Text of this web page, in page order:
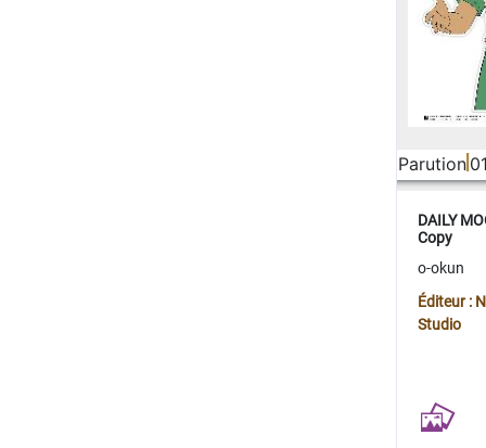
Parution
DAILY
Copy
o-okun
Éditeur :
Studio